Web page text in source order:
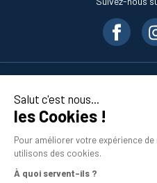
Salut c'est nous...
les Cookies !
Pour améliorer votre expérience
utilisons des cookies.
À quoi servent-ils ?
En savoir plus